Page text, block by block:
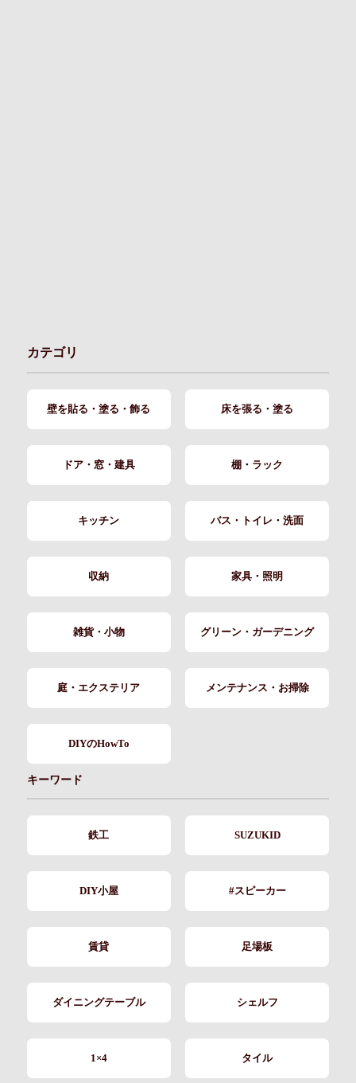
カテゴリ
壁を貼る・塗る・飾る 床を張る・塗る
ドア・窓・建具 棚・ラック
キッチン バス・トイレ・洗面
収納 家具・照明
雑貨・小物 グリーン・ガーデニング
庭・エクステリア メンテナンス・お掃除
DIYのHowTo
キーワード
鉄工 SUZUKID
DIY小屋 #スピーカー
賃貸 足場板
ダイニングテーブル シェルフ
1×4 タイル